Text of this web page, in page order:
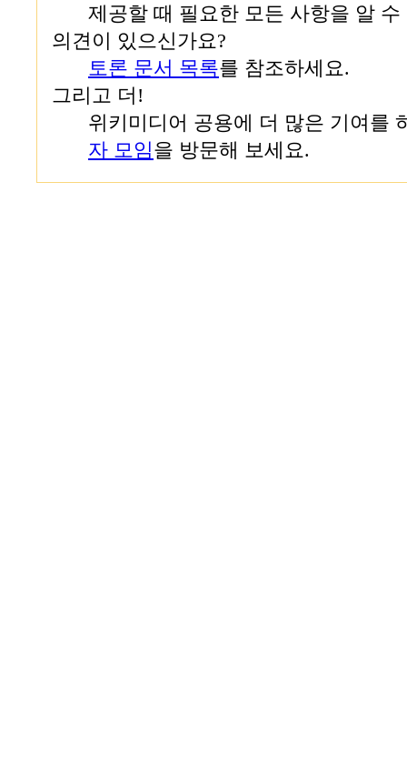
제공할 때 필요한 모든 사항을 알 수
의견이 있으신가요?
토론 문서 목록를 참조하세요.
그리고 더!
위키미디어 공용에 더 많은 기여를
자 모임을 방문해 보세요.